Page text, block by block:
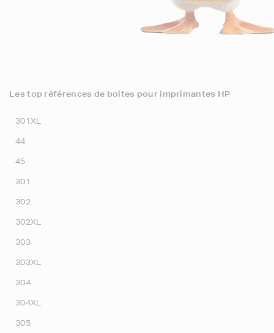
Les top références de boites pour imprimantes HP
301XL
44
45
301
302
302XL
303
303XL
304
304XL
305